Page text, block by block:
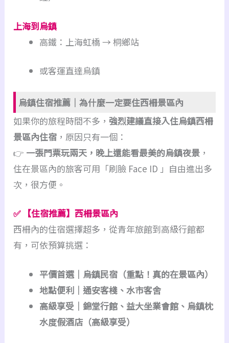
上海到烏鎮
高鐵：上海虹橋 → 桐鄉站
或客運直達烏鎮
烏鎮住宿推薦｜為什麼一定要住西柵景區內
如果你的旅程時間不多， 強烈建議直接入住烏鎮西柵
景區內住宿 ，原因只有一個：
👉 一張門票玩兩天，晚上還能看最美的烏鎮夜景 ，
住在景區內的旅客可用「刷臉 Face ID 」自由進出多
次，很方便。
✅ 【住宿推薦】西柵景區內
西柵內的住宿選擇超多，從青年旅館到高級行館都
有，可依預算挑選：
平價首選｜烏鎮民宿（重點！真的在景區內）
地點便利｜通安客棧、水市客舍
高級享受｜錦堂行館、益大坐業會館、烏鎮枕
水度假酒店（高級享受）